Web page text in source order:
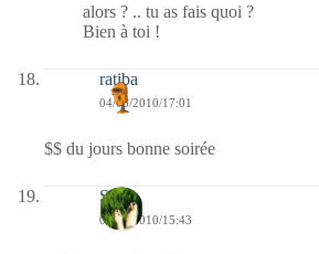
alors ? .. tu as fais quoi ?
Bien à toi !
ratiba
04/03/2010/17:01
$$ du jours bonne soirée
S
04/03/2010/15:43